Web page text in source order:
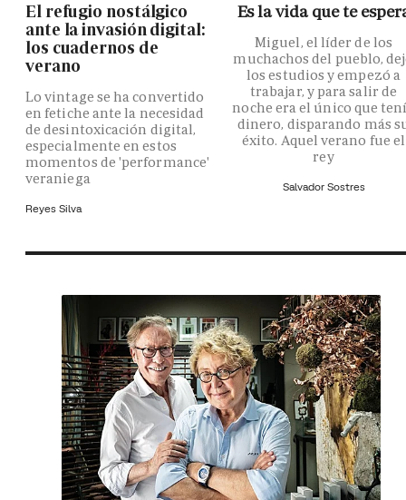
El refugio nostálgico
ante la invasión digital:
los cuadernos de
verano
Lo vintage se ha convertido
en fetiche ante la necesidad
de desintoxicación digital,
especialmente en estos
momentos de 'performance'
veraniega
Reyes Silva
Es la vida que te
Miguel, el líder de los
muchachos del pueblo,
los estudios y empezó a
trabajar, y para salir de
noche era el único que
dinero, disparando más
éxito. Aquel verano fue el
rey
Salvador Sostres